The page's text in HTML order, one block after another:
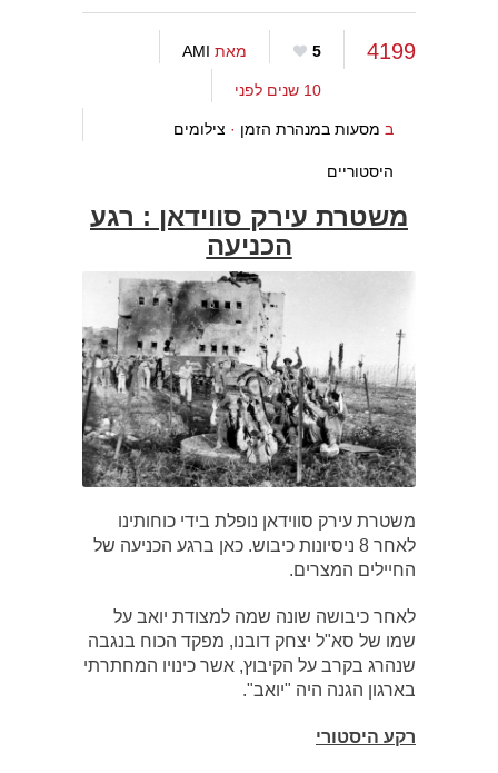
4199
5 מאת AMI
10 שנים לפני
ב מסעות במנהרת הזמן · צילומים
היסטוריים
משטרת עירק סווידאן : רגע
הכניעה
משטרת עירק סווידאן נופלת בידי כוחותינו
לאחר 8 ניסיונות כיבוש. כאן ברגע הכניעה של
החיילים המצרים.
לאחר כיבושה שונה שמה למצודת יואב על
שמו של סא"ל יצחק דובנו, מפקד הכוח בנגבה
שנהרג בקרב על הקיבוץ, אשר כינויו המחתרתי
בארגון הגנה היה "יואב".
רקע היסטורי